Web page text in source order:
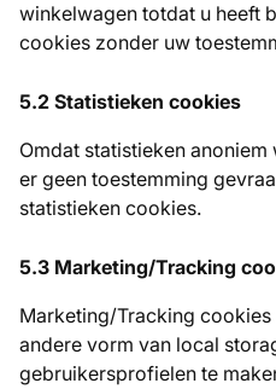
winkelwagen totdat u heeft
cookies zonder uw
5.2 Statistieken cookies
Omdat statistieken
er geen toestemming
statistieken cookies.
5.3 Marketing/Tracking
Marketing/Tracking
andere vorm van local
gebruikersprofielen te